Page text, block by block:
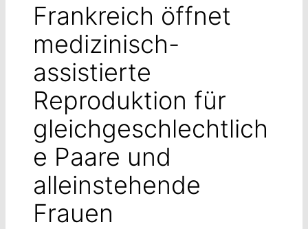
Frankreich öffnet
medizinisch-
assistierte
Reproduktion für
gleichgeschlechtlich
e Paare und
alleinstehende
Frauen